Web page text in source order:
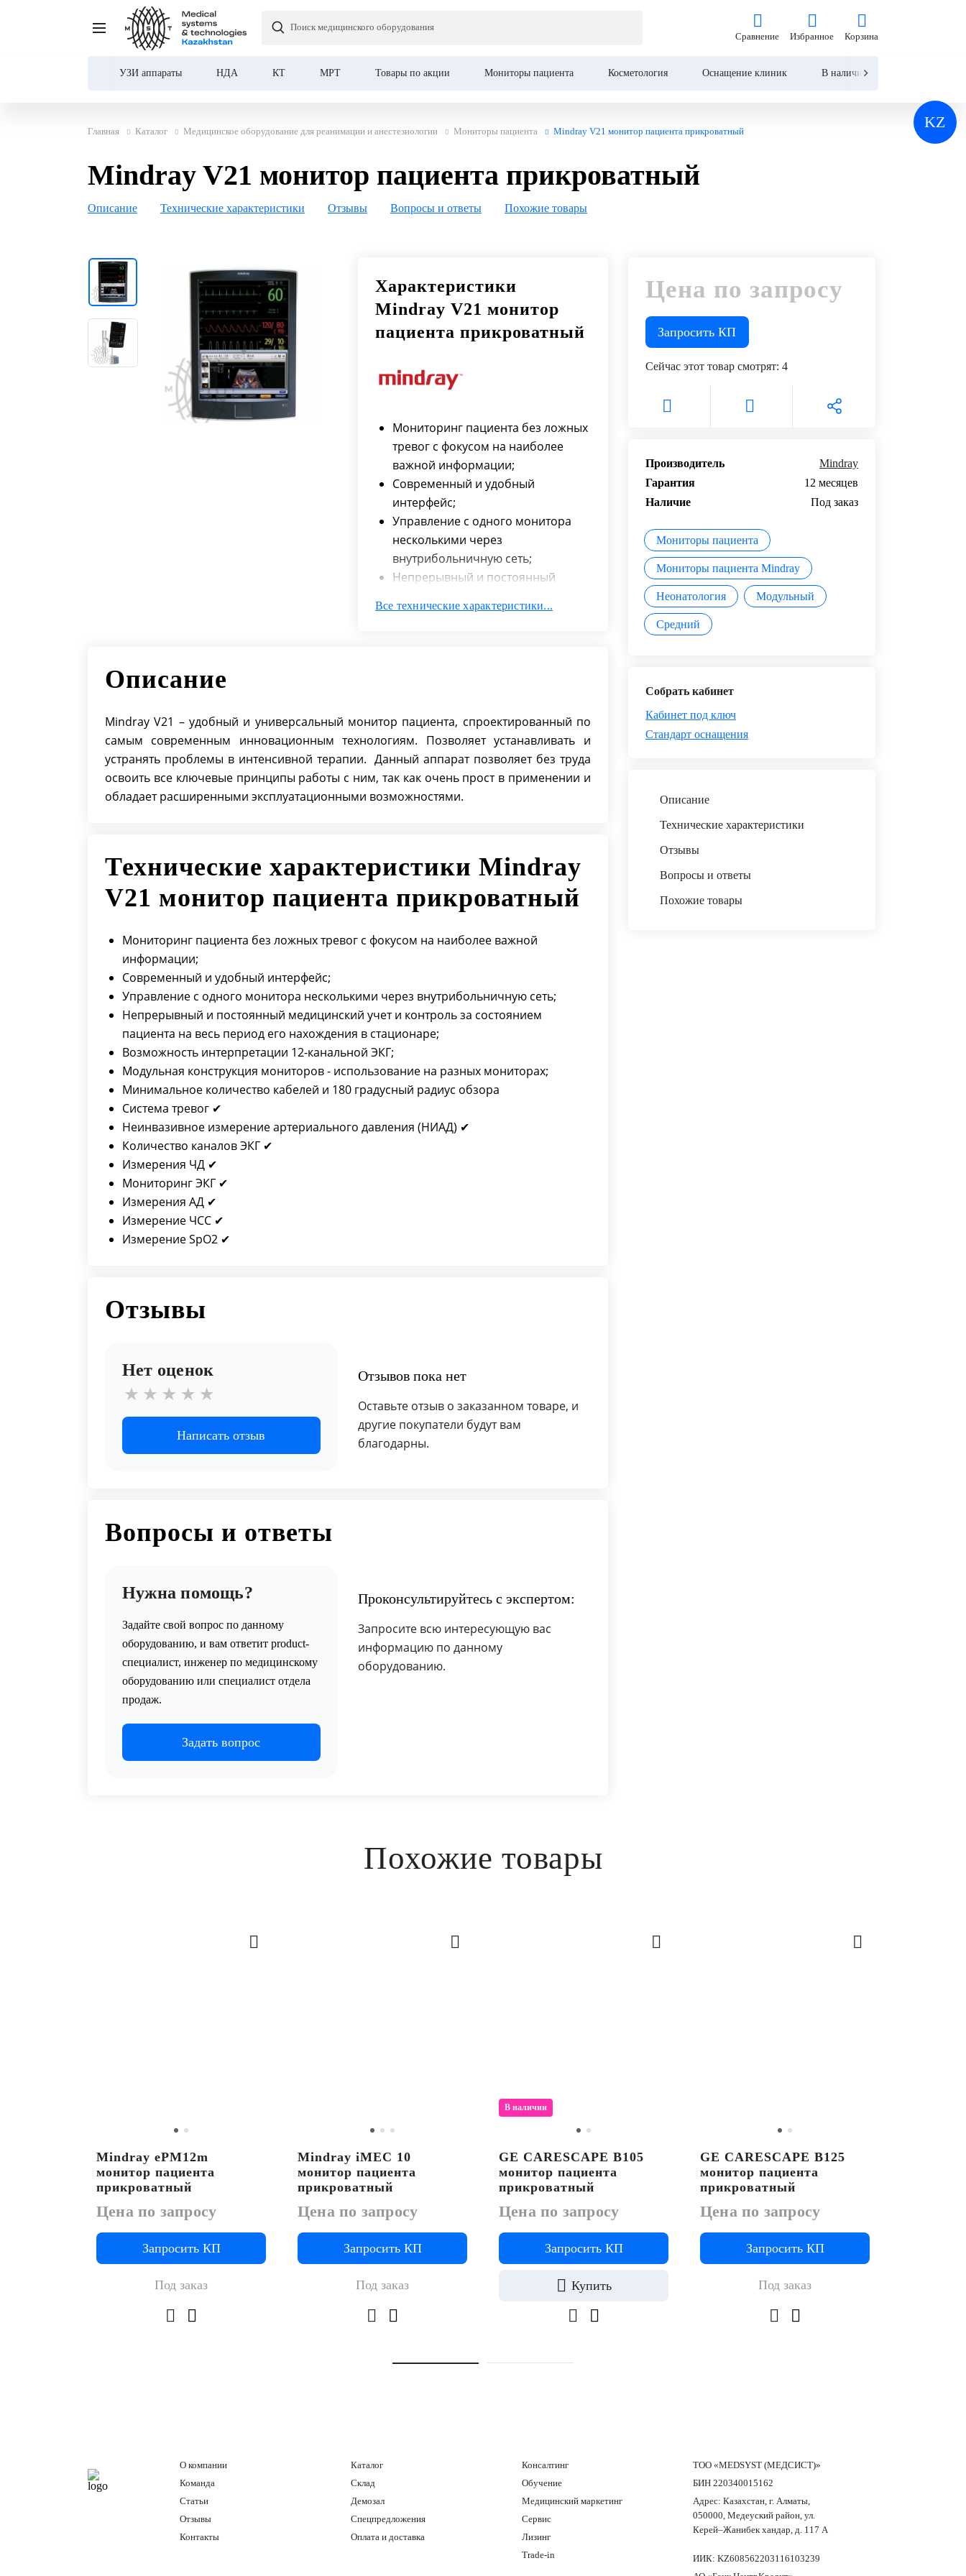
KZ
Поиск медицинского оборудования
Сравнение
Сравнение
Избранное Корзина
УЗИ аппараты НДА КТ МРТ Товары по акции Мониторы пациента Косметология Оснащение клиник В наличии
Главная Каталог Медицинское оборудование для реанимации и анестезиологии Мониторы пациента Mindray V21 монитор пациента прикроватный
Mindray V21 монитор пациента прикроватный
Цена по запросу
Запросить КП
Mindray V21 монитор пациента прикроватный
Описание Технические характеристики Отзывы Вопросы и ответы Похожие товары
Характеристики
Mindray V21 монитор
пациента прикроватный
Мониторинг пациента без ложных
тревог c фокусом на наиболее
важной информации;
Современный и удобный
интерфейс;
Управление с одного монитора
несколькими через
внутрибольничную сеть;
Непрерывный и постоянный
состоянием пациента на весь
мониторов - использование на
разных мониторах;
Минимальное количество кабелей
и 180 градусный радиус обзора
Система тревог ✔
Количество каналов ЭКГ ✔
Измерения ЧД ✔
Мониторинг ЭКГ ✔
Измерения АД ✔
Измерение ЧСС ✔
Измерение SpO2 ✔
Все технические характеристики...
Описание
Mindray V21 – удобный и универсальный монитор пациента, спроектированный по
самым современным инновационным технологиям. Позволяет устанавливать и
устранять проблемы в интенсивной терапии. Данный аппарат позволяет без труда
освоить все ключевые принципы работы с ним, так как очень прост в применении и
обладает расширенными эксплуатационными возможностями.
Технические характеристики Mindray
V21 монитор пациента прикроватный
Мониторинг пациента без ложных тревог c фокусом на наиболее важной
информации;
Современный и удобный интерфейс;
Управление с одного монитора несколькими через внутрибольничную сеть;
Непрерывный и постоянный медицинский учет и контроль за состоянием
пациента на весь период его нахождения в стационаре;
Возможность интерпретации 12-канальной ЭКГ;
Модульная конструкция мониторов - использование на разных мониторах;
Минимальное количество кабелей и 180 градусный радиус обзора
Система тревог ✔
Неинвазивное измерение артериального давления (НИАД) ✔
Количество каналов ЭКГ ✔
Измерения ЧД ✔
Мониторинг ЭКГ ✔
Измерения АД ✔
Измерение ЧСС ✔
Измерение SpO2 ✔
Отзывы
Нет оценок
Написать отзыв
Отзывов пока нет
Оставьте отзыв о заказанном товаре, и
другие покупатели будут вам
благодарны.
Вопросы и ответы
Нужна помощь?
Задайте свой вопрос по данному
оборудованию, и вам ответит product-
специалист, инженер по медицинскому
оборудованию или специалист отдела
продаж.
Задать вопрос
Проконсультируйтесь с экспертом:
Запросите всю интересующую вас
информацию по данному
оборудованию.
Цена по запросу
Запросить КП
Сейчас этот товар смотрят: 4
Производитель
Mindray
Гарантия
12 месяцев
Наличие
Под заказ
Мониторы пациента
Мониторы пациента Mindray
Неонатология Модульный
Средний
Собрать кабинет
Кабинет под ключ
Стандарт оснащения
Описание
Технические характеристики
Отзывы
Вопросы и ответы
Похожие товары
Похожие товары
Mindray ePM12m
монитор пациента
прикроватный
Цена по запросу
Запросить КП
Под заказ
Mindray iMEC 10
монитор пациента
прикроватный
Цена по запросу
Запросить КП
Под заказ
В наличии
GE CARESCAPE B105
монитор пациента
прикроватный
Цена по запросу
Запросить КП
Купить
GE CARESCAPE B125
монитор пациента
прикроватный
Цена по запросу
Запросить КП
Под заказ
О компании
Команда
Статьи
Отзывы
Контакты
Каталог
Склад
Демозал
Спецпредложения
Оплата и доставка
Консалтинг
Обучение
Медицинский маркетинг
Сервис
Лизинг
Trade-in
ТОО «MEDSYST (МЕДСИСТ)»
БИН 220340015162
Адрес: Казахстан, г. Алматы,
050000, Медеуский район, ул.
Керей–Жанибек хандар, д. 117 А
ИИК: KZ608562203116103239